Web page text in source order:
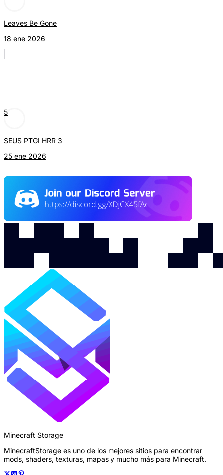
Leaves Be Gone
18 ene 2026
5
SEUS PTGI HRR 3
25 ene 2026
Minecraft Storage
MinecraftStorage es uno de los mejores sitios para encontrar
mods, shaders, texturas, mapas y mucho más para Minecraft.